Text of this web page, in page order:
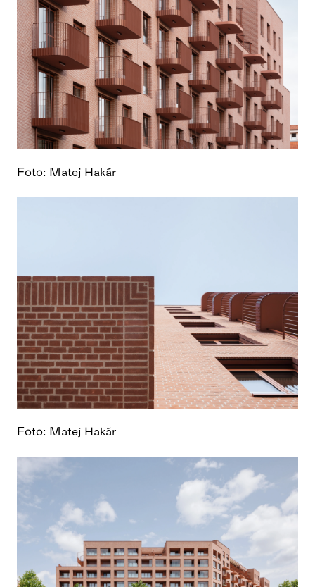
Foto: Matej Hakár
Foto: Matej Hakár